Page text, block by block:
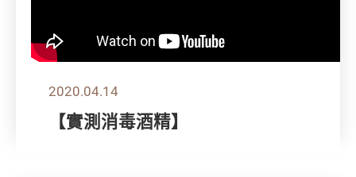
2020.04.14
【實測消毒酒精】